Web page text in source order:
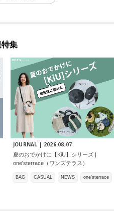
特集
JOURNAL | 2026.08.07
夏のおでかけに【KiU】シリーズ |
one'sterrace（ワンズテラス）
BAG CASUAL NEWS one'sterrace